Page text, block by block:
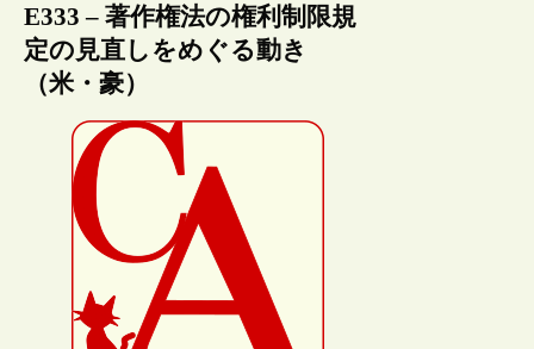
E333 – 著作権法の権利制限規
定の見直しをめぐる動き
（米・豪）